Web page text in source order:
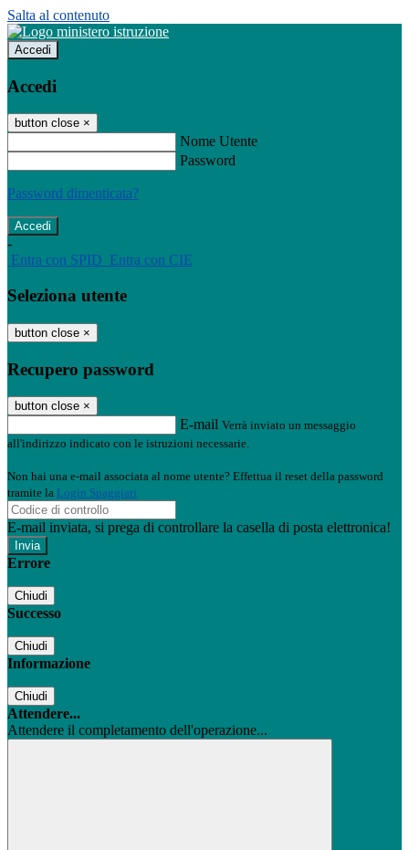
Salta al contenuto
Accedi
Accedi
button close ×
Nome Utente
Password
Password dimenticata?
-
Entra con SPID Entra con CIE
Seleziona utente
button close ×
Recupero password
button close ×
E-mail Verrà inviato un messaggio
all'indirizzo indicato con le istruzioni necessarie.
Non hai una e-mail associata al nome utente? Effettua il reset della password
tramite la Login Spaggiari
E-mail inviata, si prega di controllare la casella di posta elettronica!
Errore
Chiudi
Successo
Chiudi
Informazione
Chiudi
Attendere...
Attendere il completamento dell'operazione...